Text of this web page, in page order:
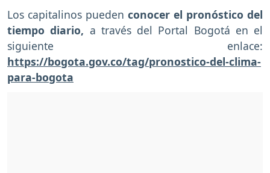
Los capitalinos pueden conocer el pronóstico del
tiempo diario, a través del Portal Bogotá en el
siguiente enlace:
https://bogota.gov.co/tag/pronostico-del-clima-
para-bogota